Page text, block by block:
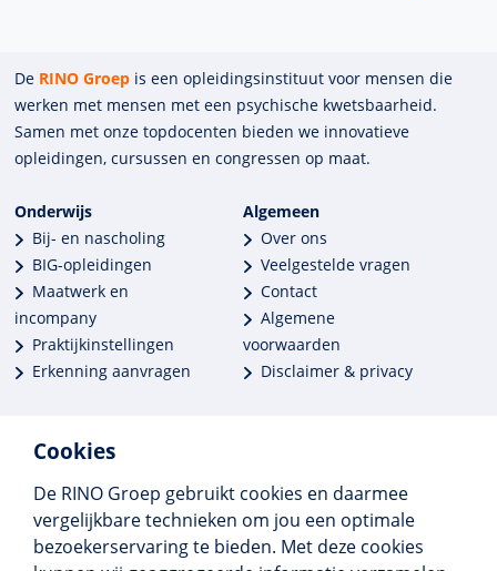
Cookies
De RINO Groep gebruikt cookies en daarmee
vergelijkbare technieken om jou een optimale
bezoekerservaring te bieden. Met deze cookies
De RINO Groep is een opleidings­insti­tuut voor mensen die
werken met mensen met een psychische kwets­baar­heid.
Samen met onze top­docenten bieden we innova­tieve
opleidingen, cursussen en congres­sen op maat.
Onderwijs
Bij- en nascholing
BIG-opleidingen
Maatwerk en
incompany
Praktijkinstellingen
Erkenning aanvragen
Algemeen
Over ons
Veelgestelde vragen
Contact
Algemene
voorwaarden
Disclaimer & privacy
Meer dan 250 opleidingen
Alle BIG-opleidingen in huis
Cedeo-erkend en CRKBO-geregistreerd